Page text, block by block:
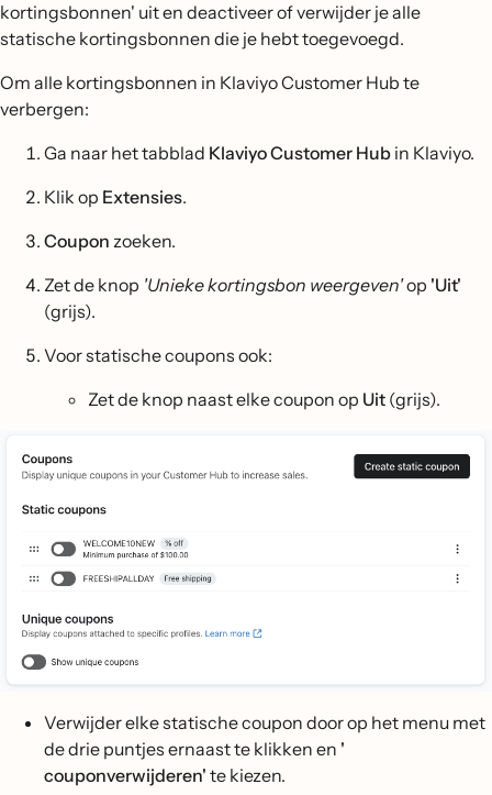
kortingsbonnen' uit en deactiveer of verwijder je alle
statische kortingsbonnen die je hebt toegevoegd.
Om alle kortingsbonnen in Klaviyo Customer Hub te
verbergen:
Ga naar het tabblad Klaviyo Customer Hub in Klaviyo.
Klik op Extensies.
Coupon zoeken.
Zet de knop 'Unieke kortingsbon weergeven'op 'Uit'
(grijs).
Voor statische coupons ook:
Zet de knop naast elke coupon op Uit (grijs).
Verwijder elke statische coupon door op het menu met
de drie puntjes ernaast te klikken en '
couponverwijderen' te kiezen.